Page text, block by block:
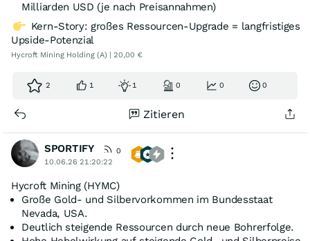
Milliarden USD (je nach Preisannahmen)
Kern-Story: großes Ressourcen-Upgrade = langfristiges
Upside-Potenzial
Hycroft Mining Holding (A) | 20,00 €
2 1 1 0 0 0
Zitieren
SPORTIFY
0
10.06.26 21:20:22
Hycroft Mining (HYMC)
Große Gold- und Silbervorkommen im Bundesstaat
Nevada, USA.
Deutlich steigende Ressourcen durch neue Bohrerfolge.